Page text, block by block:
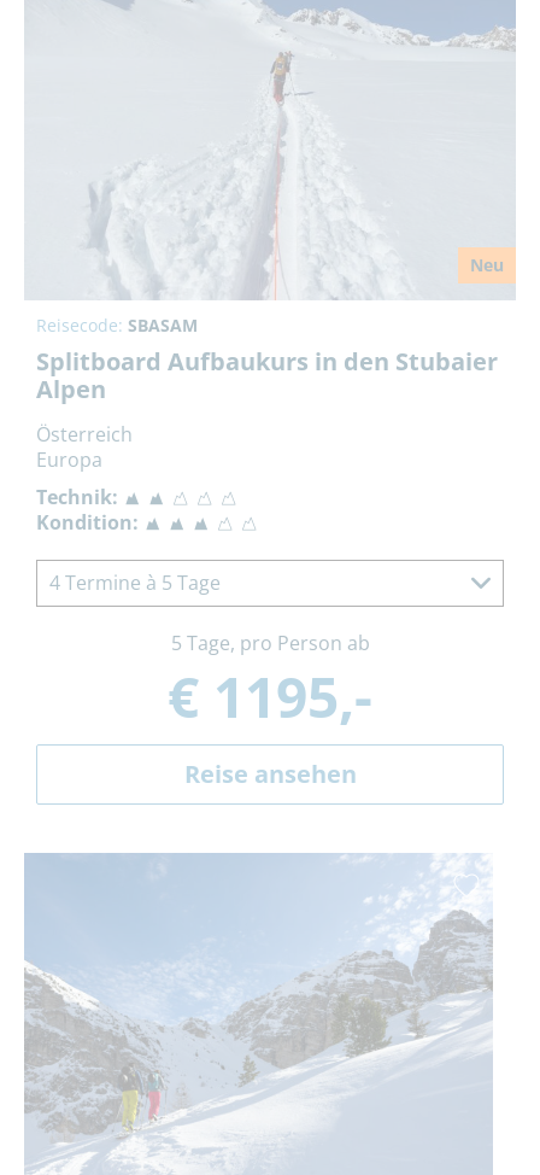
Neu
Reisecode: SBASAM
Splitboard Aufbaukurs in den Stubaier
Alpen
Österreich
Europa
Technik:
Kondition:
4 Termine à 5 Tage
5 Tage, pro Person ab
€ 1195,-
Reise ansehen